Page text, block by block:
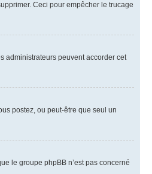
Ceci pour empêcher le trucage
administrateurs peuvent accorder cet
postez, ou peut-être que seul un
le groupe phpBB n’est pas concerné